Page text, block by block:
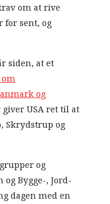
om at rive
for sent, og
siden, at et
om
og
giver USA ret til at
Skrydstrup og
og
Bygge-, Jord-
dagen med en